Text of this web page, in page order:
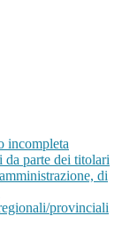
incompleta
da parte dei titolari
di
provinciali